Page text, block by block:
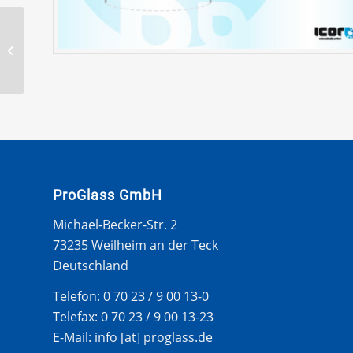
ProGlass GmbH
Michael-Becker-Str. 2
73235 Weilheim an der Teck
Deutschland
Telefon: 0 70 23 / 9 00 13-0
Telefax: 0 70 23 / 9 00 13-23
E-Mail: info [at] proglass.de
SAAB 9.3 – 900 (NICHT
FÜR CABRIO) 95-02 WS